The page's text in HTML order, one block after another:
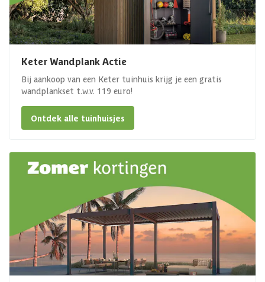
Keter Wandplank Actie
Bij aankoop van een Keter tuinhuis krijg je een gratis
wandplankset t.w.v. 119 euro!
Ontdek alle tuinhuisjes